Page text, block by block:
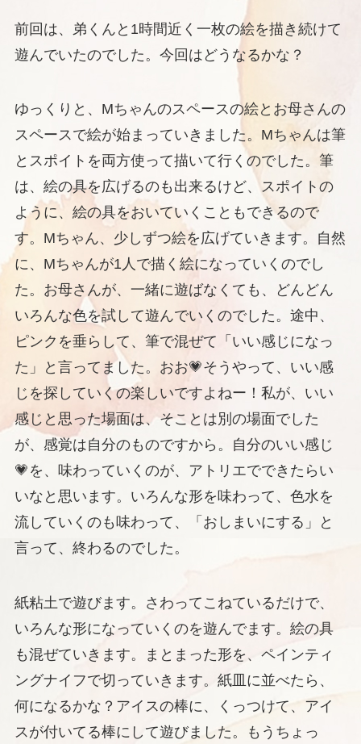
前回は、弟くんと1時間近く一枚の絵を描き続けて
遊んでいたのでした。今回はどうなるかな？
ゆっくりと、Mちゃんのスペースの絵とお母さんの
スペースで絵が始まっていきました。Mちゃんは筆
とスポイトを両方使って描いて行くのでした。筆
は、絵の具を広げるのも出来るけど、スポイトの
ように、絵の具をおいていくこともできるので
す。Mちゃん、少しずつ絵を広げていきます。自然
に、Mちゃんが1人で描く絵になっていくのでし
た。お母さんが、一緒に遊ばなくても、どんどん
いろんな色を試して遊んでいくのでした。途中、
ピンクを垂らして、筆で混ぜて「いい感じになっ
た」と言ってました。おお💗そうやって、いい感
じを探していくの楽しいですよねー！私が、いい
感じと思った場面は、そことは別の場面でした
が、感覚は自分のものですから。自分のいい感じ
💗を、味わっていくのが、アトリエでできたらい
いなと思います。いろんな形を味わって、色水を
流していくのも味わって、「おしまいにする」と
言って、終わるのでした。
紙粘土で遊びます。さわってこねているだけで、
いろんな形になっていくのを遊んでます。絵の具
も混ぜていきます。まとまった形を、ペインティ
ングナイフで切っていきます。紙皿に並べたら、
何になるかな？アイスの棒に、くっつけて、アイ
スが付いてる棒にして遊びました。もうちょっ